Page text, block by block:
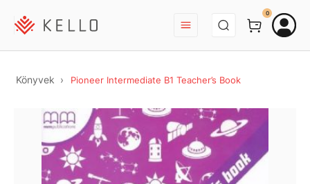
BEJELENTKEZÉS
0
Könyvek Pioneer Intermediate B1 Teacher’s Book